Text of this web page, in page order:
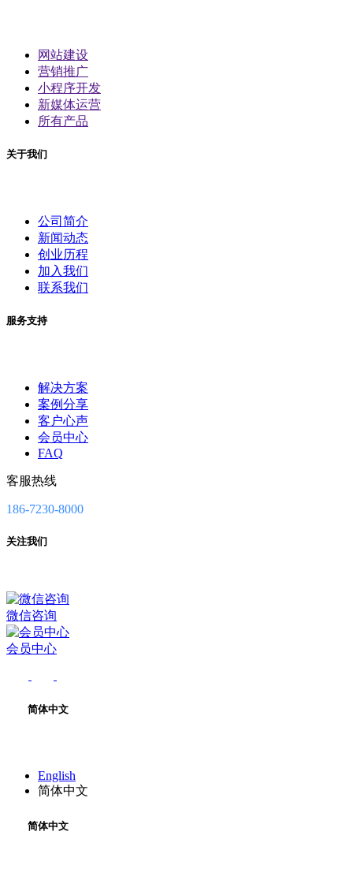
网站建设
营销推广
小程序开发
新媒体运营
所有产品
关于我们
公司简介
新闻动态
创业历程
加入我们
联系我们
服务支持
解决方案
案例分享
客户心声
会员中心
FAQ
客服热线
186-7230-8000
关注我们
微信咨询
会员中心
简体中文
English
简体中文
简体中文